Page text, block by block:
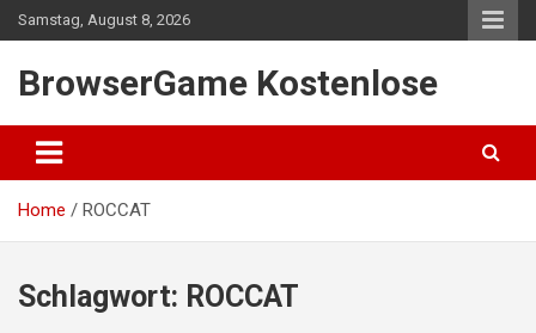
Skip
to
Samstag, August 8, 2026
BrowserGame Kostenlose
Home ROCCAT
Schlagwort: ROCCAT